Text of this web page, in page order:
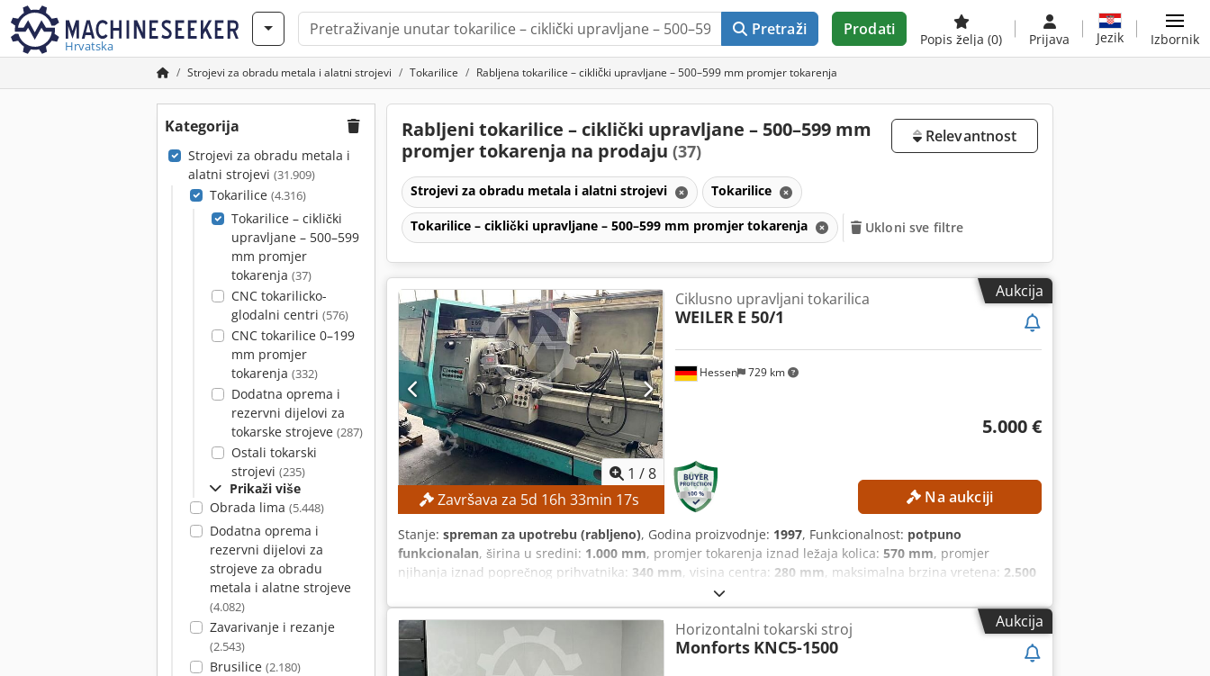
Hrvatska
Pretraži Prodati
Popis želja (0) Prijava Jezik Izbornik
Strojevi za obradu metala i alatni strojevi Tokarilice Rabljena tokarilice – ciklički upravljane – 500–599 mm promjer tokarenja
Kategorija
Strojevi za obradu metala i
alatni strojevi (31.909)
Tokarilice (4.316)
Tokarilice – ciklički
upravljane – 500–599
mm promjer
tokarenja (37)
CNC tokarilicko-
glodalni centri (576)
CNC tokarilice 0–199
mm promjer
tokarenja (332)
Dodatna oprema i
rezervni dijelovi za
tokarske strojeve (287)
Ostali tokarski
strojevi (235)
Prikaži više
Obrada lima (5.448)
Dodatna oprema i
rezervni dijelovi za
strojeve za obradu
metala i alatne strojeve
(4.082)
Zavarivanje i rezanje
(2.543)
Brusilice (2.180)
Rabljeni tokarilice – ciklički upravljane – 500–599 mm
promjer tokarenja na prodaju (37)
Relevantnost
Strojevi za obradu metala i alatni strojevi Tokarilice
Tokarilice – ciklički upravljane – 500–599 mm promjer tokarenja Ukloni sve filtre
Aukcija
1 /8
Završava za 5d 16h 33min 16s
Hessen 729 km
Ciklusno upravljani tokarilica
WEILER E 50/1
5.000 €
Na aukciji
Stanje: spreman za upotrebu (rabljeno), Godina proizvodnje: 1997, Funkcionalnost: potpuno
funkcionalan, širina u sredini: 1.000 mm, promjer tokarenja iznad ležaja kolica: 570 mm, promjer
njihanja iznad poprečnog prihvatnika: 340 mm, visina centra: 280 mm, maksimalna brzina vretena: 2.500
, Bez minimalne cijene – zajamčena prodaja po najvišoj ponudi! TEHNIČKE KARAKTERISTIKE
Raspon brzine vretena: 0 – 2.500 o/min Promjer ljuljanja: 500 mm Promjer okretanja iznad strojne
površine: 570 mm Promjer okretanja iznad potpornog stalka: 340 mm Visina međuosnice: 280 mm
Udaljenost međuosnica: 1.000 mm Chodpfezpxglox Acgsa OPREMA Dodatna oprema (pogledajte slike)
Aukcija
Horizontalni tokarski stroj
Monforts KNC5-1500